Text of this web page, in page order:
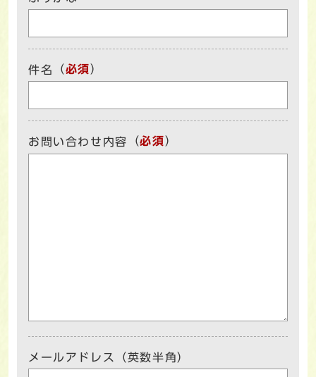
件名 （必須）
お問い合わせ内容 （必須）
メールアドレス（英数半角）